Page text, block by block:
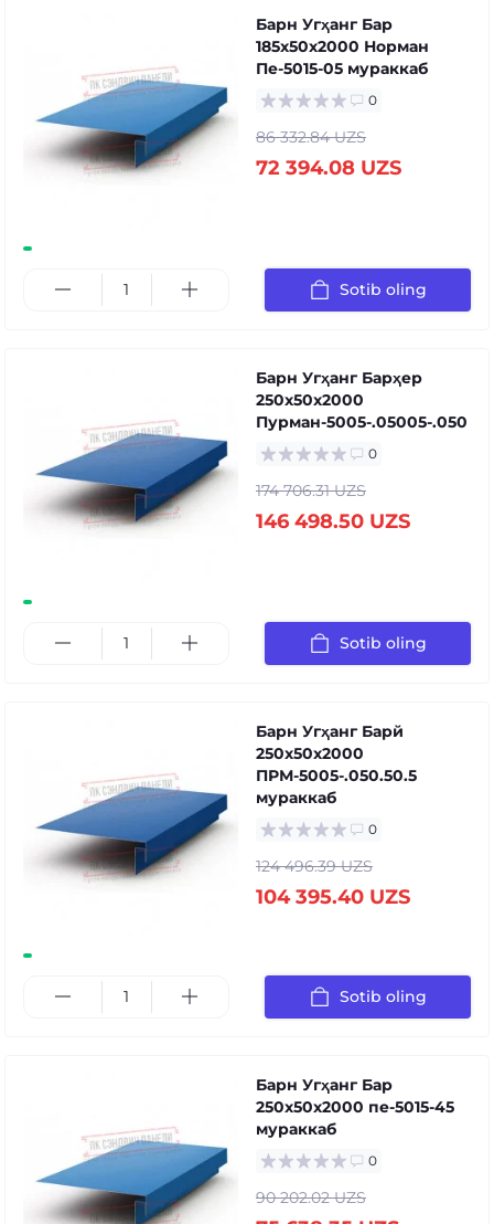
Барн Угҳанг Бар
185x50x2000 Норман
Пе-5015-05 мураккаб
0
86 332.84 UZS
72 394.08 UZS
Sotib oling
Барн Угҳанг Барҳер
250x50x2000
Пурман-5005-.05005-.050
0
174 706.31 UZS
146 498.50 UZS
Sotib oling
Барн Угҳанг Барй
250x50x2000
ПРМ-5005-.050.50.5
мураккаб
0
124 496.39 UZS
104 395.40 UZS
Sotib oling
Барн Угҳанг Бар
250x50x2000 пе-5015-45
мураккаб
0
90 202.02 UZS